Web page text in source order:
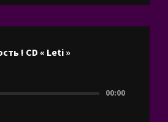
! CD « Leti »
00:00